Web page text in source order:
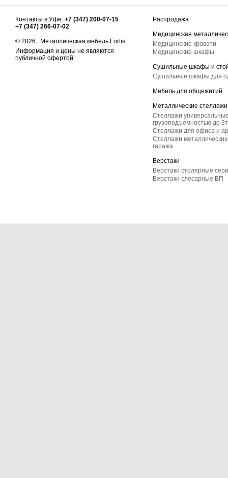
Контакты в Уфе: +7 (347) 200-07-15
+7 (347) 266-07-02
© 2026 . Металлическая мебель Fortis
Информация и цены не являются
публичной офертой
Распродажа
Медицинская
Медицинские кровати
Медицинские шкафы
Сушильные шкафы и
Сушильные шкафы для
Мебель для общежитий
Металлические стеллажи
Стеллажи
грузоподъемностью до
Стеллажи для офиса и
Стеллажи
гаража
Верстаки
Верстаки столярные
Верстаки слесарные ВП